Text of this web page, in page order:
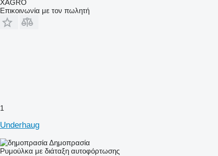
XAGRO
Επικοινωνία με τον πωλητή
1
Underhaug
Δημοπρασία
Ρυμούλκα με διάταξη αυτοφόρτωσης